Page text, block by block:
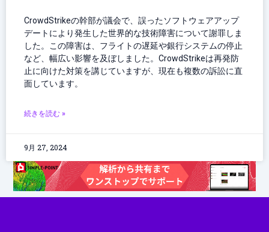
CrowdStrikeの幹部が議会で、誤ったソフトウェアアップ
デートにより発生した世界的な技術障害について謝罪しま
した。この障害は、フライトの遅延や銀行システムの停止
など、幅広い影響を及ぼしました。CrowdStrikeは再発防
止に向けた対策を講じていますが、現在も複数の訴訟に直
面しています。
続きを読む »
9月 27, 2024